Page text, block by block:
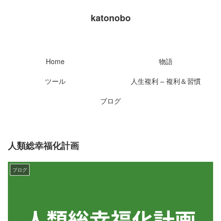
katonobo
Home
物語
ツール
人生複利 – 複利＆習慣
ブログ
人類総幸福化計画
ブログ